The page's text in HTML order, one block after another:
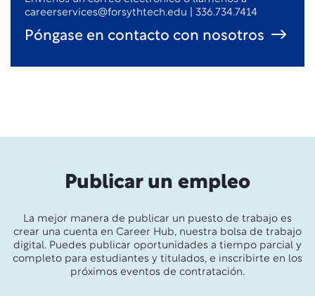
careerservices@forsythtech.edu | 336.734.7414
Póngase en contacto con nosotros
Publicar un empleo
La mejor manera de publicar un puesto de trabajo es
crear una cuenta en Career Hub, nuestra bolsa de trabajo
digital. Puedes publicar oportunidades a tiempo parcial y
completo para estudiantes y titulados, e inscribirte en los
próximos eventos de contratación.